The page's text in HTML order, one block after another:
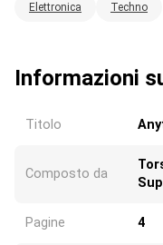
Elettronica Techno
Informazioni
Titolo
Composto da
Pagine 4